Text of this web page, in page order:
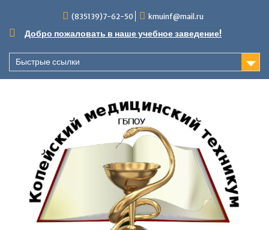
содержимому
(835139)7-62-50 kmuinf@mail.ru
Добро пожаловать в наше учебное заведение!
Быстрые ссылки